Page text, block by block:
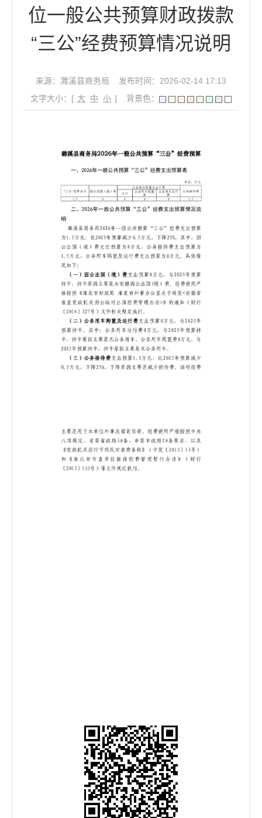
位一般公共预算财政拨款
“三公”经费预算情况说明
来源：濉溪县商务局
发布时间：2026-02-14 17:13
文字大小：[ 大 中 小 ] 背景色：